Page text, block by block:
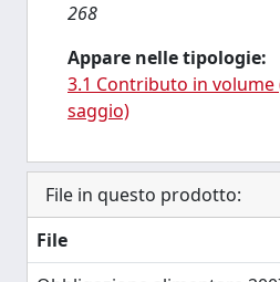
268
Appare nelle tipologie:
3.1 Contributo in volume
saggio)
File in questo prodotto:
File